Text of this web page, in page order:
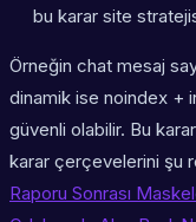
bu karar site
Örneğin chat mesaj
dinamik ise noindex +
güvenli olabilir. Bu
karar çerçevelerini şu
Raporu Sonrası